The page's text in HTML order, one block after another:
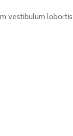
vestibulum lobortis